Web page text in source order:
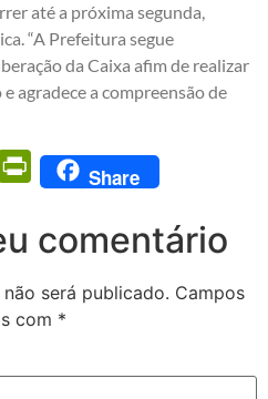
até a próxima segunda,
“A Prefeitura segue
da Caixa afim de realizar
agradece a compreensão de
Email PrintFriendly
Share
comentário
será publicado. Campos
com *